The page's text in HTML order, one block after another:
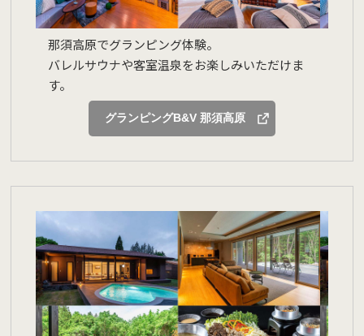
那須高原でグランピング体験。
バレルサウナや客室温泉をお楽しみいただけま
す。
グランピングB&V 那須高原